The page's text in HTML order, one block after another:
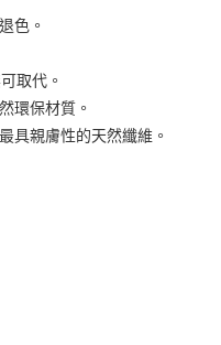
泰商業銀行
豐商業銀行
展（台灣）商業銀行
豐國際商業銀行
東國際商業銀行
豐商業銀行
展（台灣）商業銀行
北富邦商業銀行
中商業銀行
東國際商業銀行
豐商業銀行
」的支付方式。 讓您購物簡單
色。
取代。
環保材質。
具親膚性的天然纖維。